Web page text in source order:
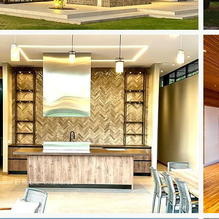
El Roble- Interiores